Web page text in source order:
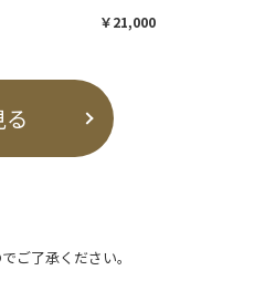
￥21,000
ご了承ください。